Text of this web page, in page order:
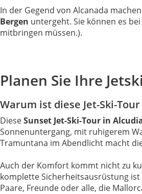
In der Gegend von Alcanada
Bergen untergeht. Sie können es
mitbringen müssen.).
Planen Sie Ihre
Warum ist diese Jet-Ski-
DieseSunset Jet-Ski-Tour in
Sonnenuntergang, mit ruhigerem
Tramuntana im Abendlicht macht
Auch der Komfort kommt nicht zu
komplette Sicherheitsausrüstung
Paare, Freunde oder alle, die